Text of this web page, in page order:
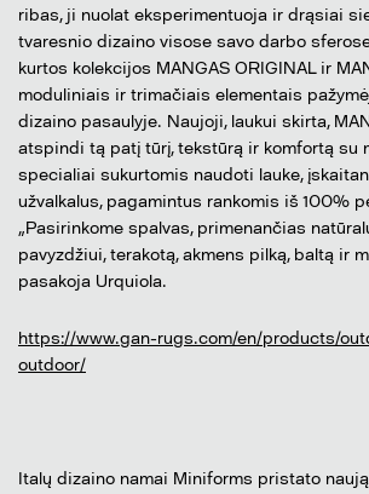
ribas, ji nuolat eksperimentuoja ir drąsiai
tvaresnio dizaino visose savo darbo
kurtos kolekcijos MANGAS ORIGINAL ir
moduliniais ir trimačiais elementais
dizaino pasaulyje. Naujoji, laukui skirta,
atspindi tą patį tūrį, tekstūrą ir komfortą su
specialiai sukurtomis naudoti lauke,
užvalkalus, pagamintus rankomis iš 100%
„Pasirinkome spalvas, primenančias
pavyzdžiui, terakotą, akmens pilką, baltą ir
pasakoja Urquiola.
https://www.gan-rugs.com/en/products/
outdoor/
Italų dizaino namai Miniforms pristato